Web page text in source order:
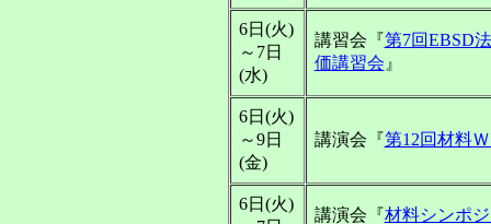
6日(火)
～7日
(水)
講習会『第7回EBSD
価講習会 』
6日(火)
～9日
(金)
講演会『第12回材料
6日(火)
講演会『材料シンポ